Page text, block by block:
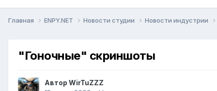
Главная ENPY.NET Новости студии Новости индустрии
"Гоночные" скриншоты
Автор WirTuZZZ